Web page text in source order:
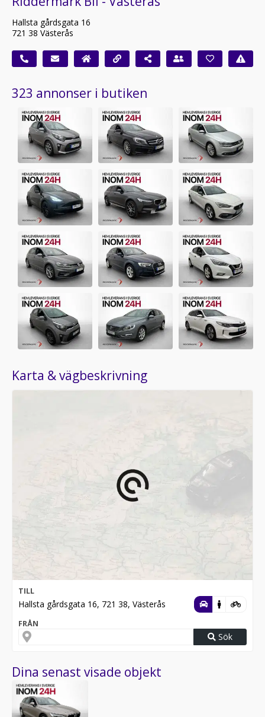
Hallsta gårdsgata 16
721 38 Västerås
323 annonser i butiken
Karta & vägbeskrivning
TILL
Hallsta gårdsgata 16, 721 38, Västerås
FRÅN
Sök
Dina senast visade objekt